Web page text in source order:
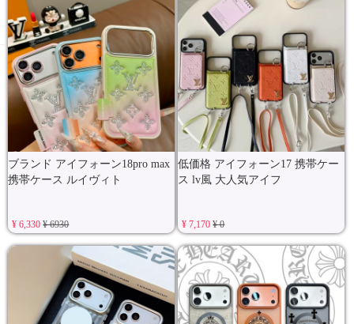
ブランド アイフォーン18pro max
携帯ケース ルイヴィト
¥ 6,330¥ 6930
低価格 アイフォーン17 携帯ケー
ス lv風 大人気アイフ
¥ 7,170¥ 0